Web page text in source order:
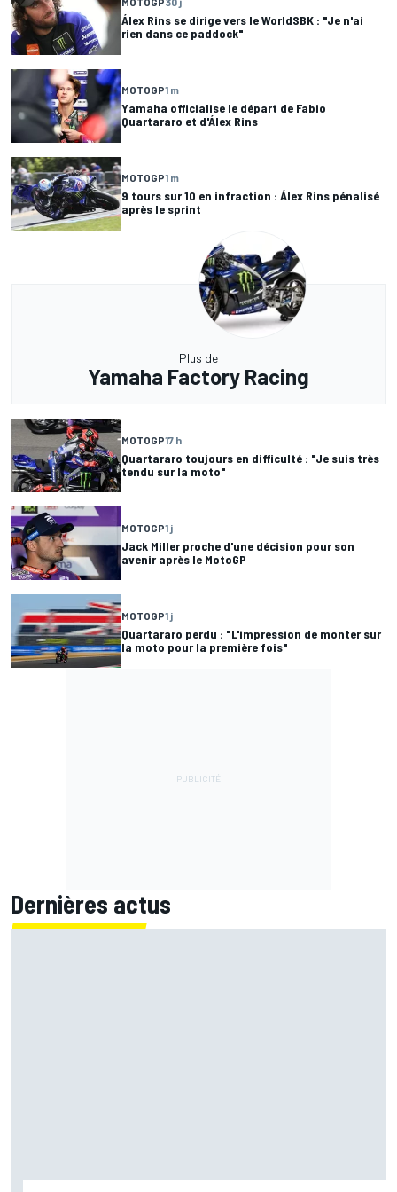
Álex Rins se dirige vers le WorldSBK : "Je n'ai
rien dans ce paddock"
MOTOGP1 m
Yamaha officialise le départ de Fabio
Quartararo et d'Álex Rins
MOTOGP1 m
9 tours sur 10 en infraction : Álex Rins pénalisé
après le sprint
Plus de
Yamaha Factory Racing
MOTOGP17 h
Quartararo toujours en difficulté : "Je suis très
tendu sur la moto"
MOTOGP1 j
Jack Miller proche d'une décision pour son
avenir après le MotoGP
MOTOGP1 j
Quartararo perdu : "L'impression de monter sur
la moto pour la première fois"
Dernières actus